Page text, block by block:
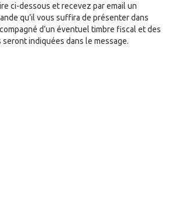
ci-dessous et recevez par email un
qu’il vous suffira de présenter dans
d’un éventuel timbre fiscal et des
indiquées dans le message.